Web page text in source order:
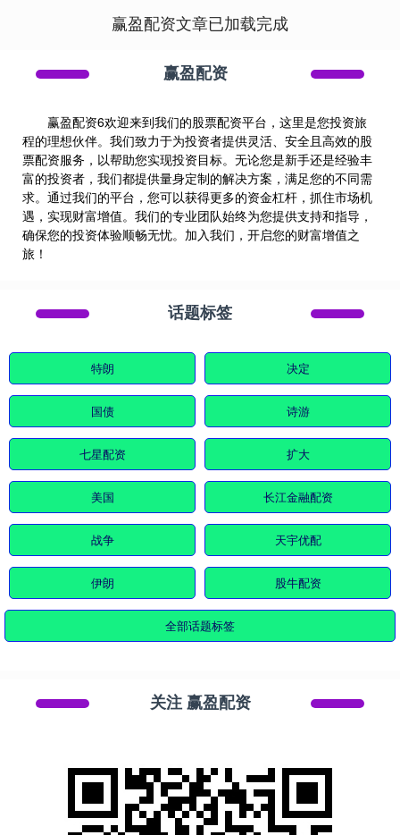
赢盈配资文章已加载完成
赢盈配资
赢盈配资6欢迎来到我们的股票配资平台，这里是您投资旅
程的理想伙伴。我们致力于为投资者提供灵活、安全且高效的股
票配资服务，以帮助您实现投资目标。无论您是新手还是经验丰
富的投资者，我们都提供量身定制的解决方案，满足您的不同需
求。通过我们的平台，您可以获得更多的资金杠杆，抓住市场机
遇，实现财富增值。我们的专业团队始终为您提供支持和指导，
确保您的投资体验顺畅无忧。加入我们，开启您的财富增值之
旅！
话题标签
特朗 决定
国债 诗游
七星配资 扩大
美国 长江金融配资
战争 天宇优配
伊朗 股牛配资
全部话题标签
关注 赢盈配资